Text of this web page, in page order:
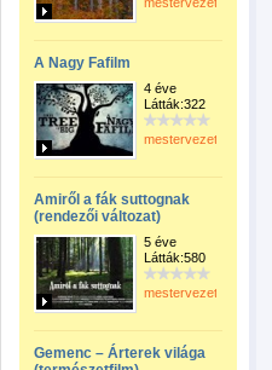
A Nagy Fafilm
4 éve
Látták:322
mestervezeto
Amiről a fák suttognak
(rendezői változat)
5 éve
Látták:580
mestervezeto
Gemenc – Árterek világa